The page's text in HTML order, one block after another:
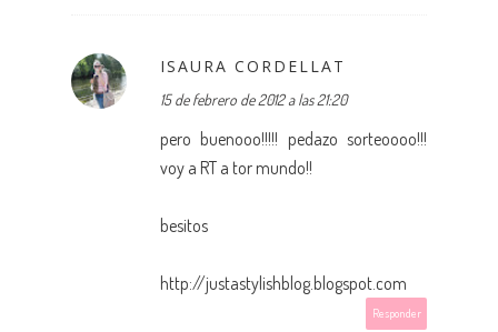
ISAURA CORDELLAT
15 de febrero de 2012 a las 21:20
pero buenooo!!!!! pedazo sorteoooo!!!
voy a RT a tor mundo!!
besitos
http://justastylishblog.blogspot.com
Responder